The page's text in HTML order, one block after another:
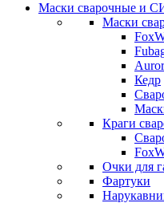
Маски сварочные и
Маски
Кедр
Краги
Очки для
Фартуки